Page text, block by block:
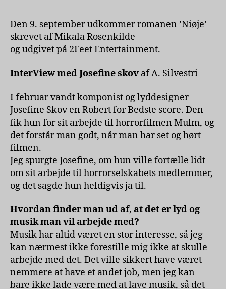
Den 9. september udkommer romanen ’Niøje’
skrevet af Mikala Rosenkilde
og udgivet på 2Feet Entertainment.
InterView med Josefine skov af A. Silvestri
I februar vandt komponist og lyddesigner
Josefine Skov en Robert for Bedste score. Den
fik hun for sit arbejde til horrorfilmen Mulm, og
det forstår man godt, når man har set og hørt
filmen.
Jeg spurgte Josefine, om hun ville fortælle lidt
om sit arbejde til horrorselskabets medlemmer,
og det sagde hun heldigvis ja til.
Hvordan finder man ud af, at det er lyd og
musik man vil arbejde med?
Musik har altid været en stor interesse, så jeg
kan nærmest ikke forestille mig ikke at skulle
arbejde med det. Det ville sikkert have været
nemmere at have et andet job, men jeg kan
bare ikke lade være med at lave musik, så det